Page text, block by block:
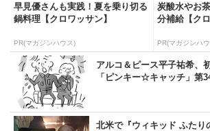
早見優さんも実践！夏を乗り切る
鍋料理【クロワッサン】
PR(マガジンハウス)
炭酸水やお
分補給【ク
PR(マガジンハ
アルコ＆ピース平子祐希、
「ピンキー☆キャッチ」
北米で『ウィキッド ふたり